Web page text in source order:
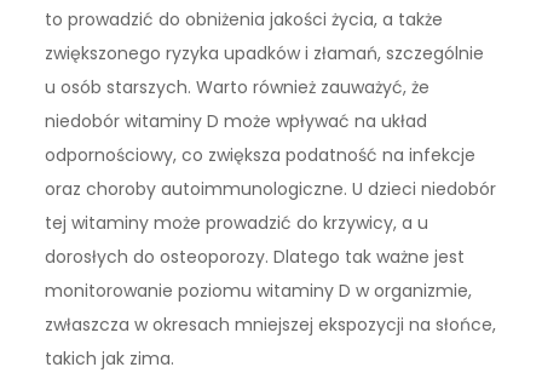
to prowadzić do obniżenia jakości życia, a także
zwiększonego ryzyka upadków i złamań, szczególnie
u osób starszych. Warto również zauważyć, że
niedobór witaminy D może wpływać na układ
odpornościowy, co zwiększa podatność na infekcje
oraz choroby autoimmunologiczne. U dzieci niedobór
tej witaminy może prowadzić do krzywicy, a u
dorosłych do osteoporozy. Dlatego tak ważne jest
monitorowanie poziomu witaminy D w organizmie,
zwłaszcza w okresach mniejszej ekspozycji na słońce,
takich jak zima.